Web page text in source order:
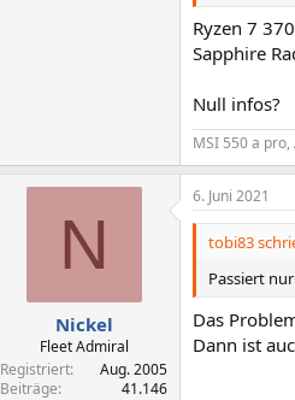
Ryzen 7
Sapphire
Null infos?
MSI 550 a pro,
N
Nickel
Fleet Admiral
Registriert
Aug. 2005
Beiträge
41.146
6. Juni 2021
tobi83
Passiert
Das
Dann ist